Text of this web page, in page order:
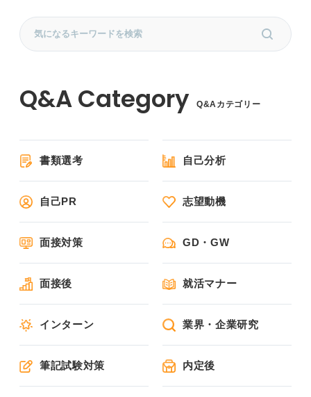
Q&Aカテゴリー
書類選考 自己分析
自己PR 志望動機
面接対策 GD・GW
面接後 就活マナー
インターン 業界・企業研究
筆記試験対策 内定後